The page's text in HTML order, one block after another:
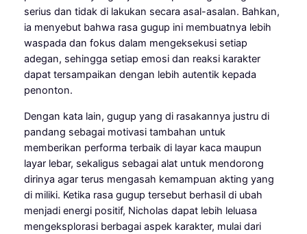
serius dan tidak di lakukan secara asal-asalan. Bahkan,
ia menyebut bahwa rasa gugup ini membuatnya lebih
waspada dan fokus dalam mengeksekusi setiap
adegan, sehingga setiap emosi dan reaksi karakter
dapat tersampaikan dengan lebih autentik kepada
penonton.
Dengan kata lain, gugup yang di rasakannya justru di
pandang sebagai motivasi tambahan untuk
memberikan performa terbaik di layar kaca maupun
layar lebar, sekaligus sebagai alat untuk mendorong
dirinya agar terus mengasah kemampuan akting yang
di miliki. Ketika rasa gugup tersebut berhasil di ubah
menjadi energi positif, Nicholas dapat lebih leluasa
mengeksplorasi berbagai aspek karakter, mulai dari